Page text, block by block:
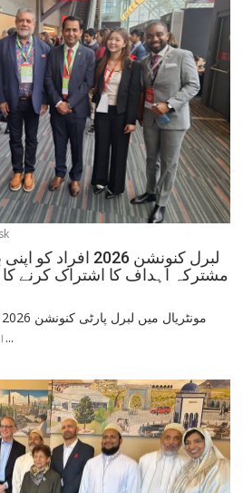
لبرل کنونشن 2026
مشترکہ اہداف کا اشتراک کرنے
اور نئے عزم سے بھرے ہوئے...